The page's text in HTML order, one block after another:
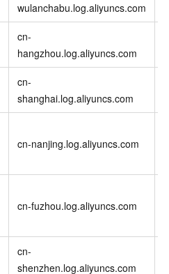
wulanchabu.log.aliyuncs.com
cn-
hangzhou.log.aliyuncs.com
cn-
shanghai.log.aliyuncs.com
cn-nanjing.log.aliyuncs.com
cn-fuzhou.log.aliyuncs.com
cn-
shenzhen.log.aliyuncs.com